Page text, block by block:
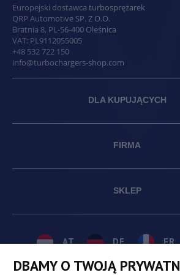
Europejski dostawca turbosprężarek
QRP Automotive SP. Z O.O.
Bratnia 8, PL-56-400 Oleśnica
VAT: PL9112055005
+48 532 722 150
info@turbochargers-shop.com
DLA KUPUJĄCYCH
FIRMA
SKLEP
AT DE FR
DBAMY O TWOJĄ